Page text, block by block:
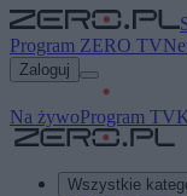
Program ZERO TV
Zaloguj
Na żywoProgram TV
Wszystkie